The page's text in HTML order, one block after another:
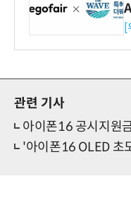
관련 기사
아이폰16 공시지원금 최
'아이폰16 OLED 초